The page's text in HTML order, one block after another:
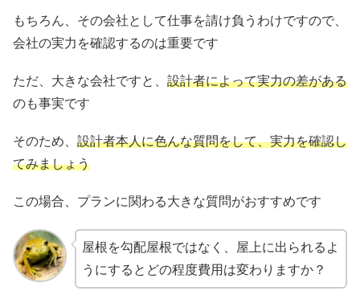
もちろん、その会社として仕事を請け負うわけですので、
会社の実力を確認するのは重要です
ただ、大きな会社ですと、 設計者によって実力の差がある
のも事実です
そのため、 設計者本人に色んな質問をして、実力を確認し
てみましょう
この場合、プランに関わる大きな質問がおすすめです
屋根を勾配屋根ではなく、屋上に出られるよ
うにするとどの程度費用は変わりますか？